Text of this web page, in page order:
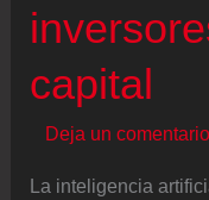
de
capital
Deja un comentario
La inteligencia